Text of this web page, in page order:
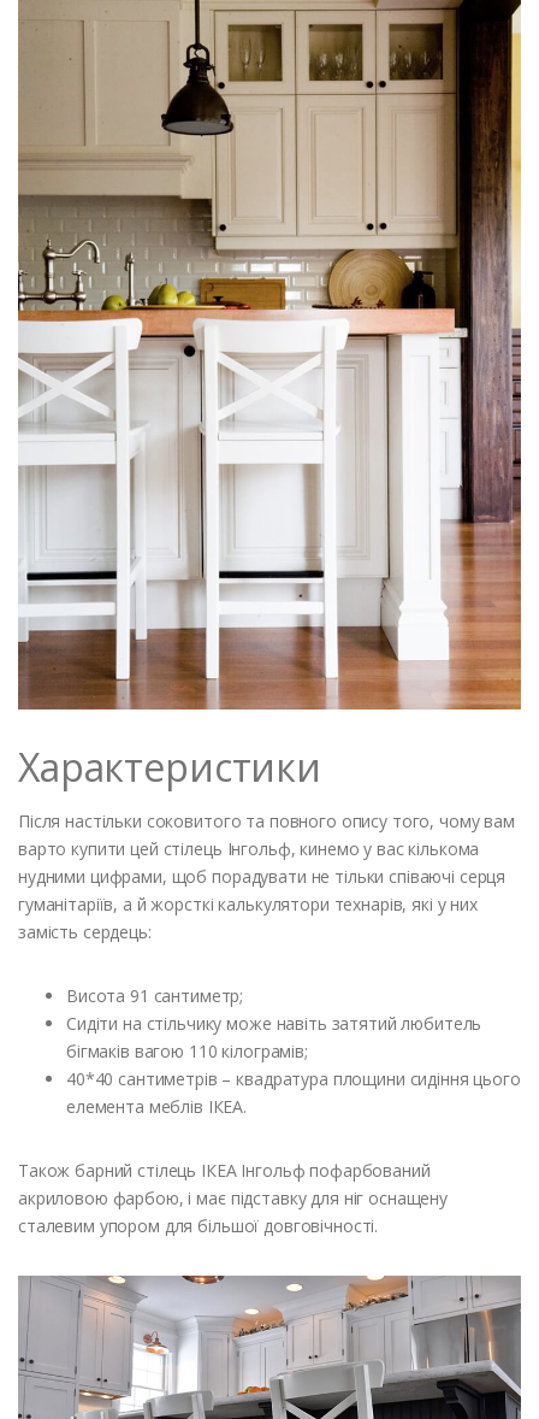
Характеристики
Після настільки соковитого та повного опису того, чому вам
варто купити цей стілець Інгольф, кинемо у вас кількома
нудними цифрами, щоб порадувати не тільки співаючі серця
гуманітаріїв, а й жорсткі калькулятори технарів, які у них
замість сердець:
Висота 91 сантиметр;
Сидіти на стільчику може навіть затятий любитель
бігмаків вагою 110 кілограмів;
40*40 сантиметрів – квадратура площини сидіння цього
елемента меблів ІКЕА.
Також барний стілець ІКЕА Інгольф пофарбований
акриловою фарбою, і має підставку для ніг оснащену
сталевим упором для більшої довговічності.